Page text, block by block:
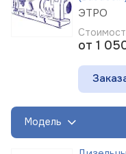
ЭТРО
от 1
Модель